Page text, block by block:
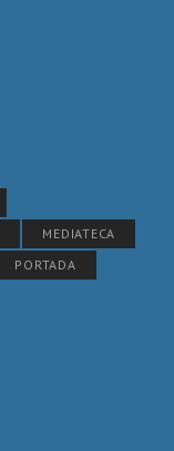
MEDIATECA
PORTADA